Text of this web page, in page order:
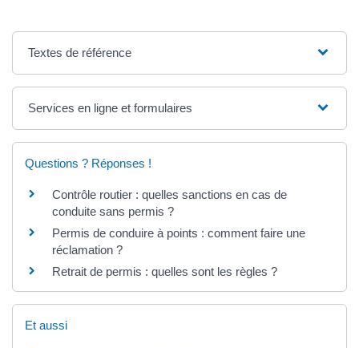
Textes de référence
Services en ligne et formulaires
Questions ? Réponses !
Contrôle routier : quelles sanctions en cas de
conduite sans permis ?
Permis de conduire à points : comment faire une
réclamation ?
Retrait de permis : quelles sont les règles ?
Et aussi